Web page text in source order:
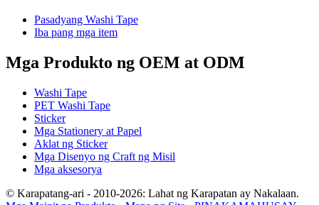
Pasadyang Washi Tape
Iba pang mga item
Mga Produkto ng OEM at ODM
Washi Tape
PET Washi Tape
Sticker
Mga Stationery at Papel
Aklat ng Sticker
Mga Disenyo ng Craft ng Misil
Mga aksesorya
© Karapatang-ari - 2010-2026: Lahat ng Karapatan ay Nakalaan.